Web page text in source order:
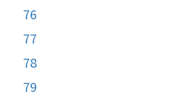
76
77
78
79